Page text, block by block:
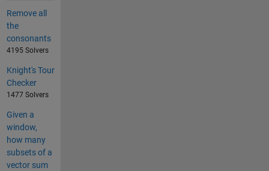
Remove all
the
consonants
4195 Solvers
Knight's Tour
Checker
1477 Solvers
Given a
window,
how many
subsets of a
vector sum